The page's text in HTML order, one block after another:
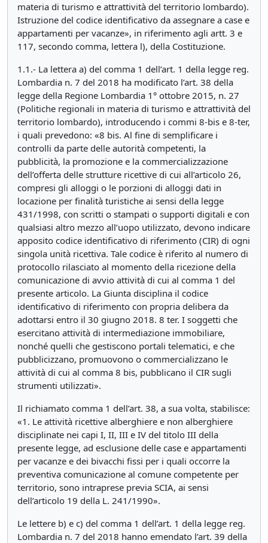
materia di turismo e attrattività del territorio lombardo).
Istruzione del codice identificativo da assegnare a case e
appartamenti per vacanze», in riferimento agli artt. 3 e
117, secondo comma, lettera l), della Costituzione.
1.1.- La lettera a) del comma 1 dell’art. 1 della legge reg.
Lombardia n. 7 del 2018 ha modificato l’art. 38 della
legge della Regione Lombardia 1° ottobre 2015, n. 27
(Politiche regionali in materia di turismo e attrattività del
territorio lombardo), introducendo i commi 8-bis e 8-ter,
i quali prevedono: «8 bis. Al fine di semplificare i
controlli da parte delle autorità competenti, la
pubblicità, la promozione e la commercializzazione
dell’offerta delle strutture ricettive di cui all’articolo 26,
compresi gli alloggi o le porzioni di alloggi dati in
locazione per finalità turistiche ai sensi della legge
431/1998, con scritti o stampati o supporti digitali e con
qualsiasi altro mezzo all’uopo utilizzato, devono indicare
apposito codice identificativo di riferimento (CIR) di ogni
singola unità ricettiva. Tale codice è riferito al numero di
protocollo rilasciato al momento della ricezione della
comunicazione di avvio attività di cui al comma 1 del
presente articolo. La Giunta disciplina il codice
identificativo di riferimento con propria delibera da
adottarsi entro il 30 giugno 2018. 8 ter. I soggetti che
esercitano attività di intermediazione immobiliare,
nonché quelli che gestiscono portali telematici, e che
pubblicizzano, promuovono o commercializzano le
attività di cui al comma 8 bis, pubblicano il CIR sugli
strumenti utilizzati».
Il richiamato comma 1 dell’art. 38, a sua volta, stabilisce:
«1. Le attività ricettive alberghiere e non alberghiere
disciplinate nei capi I, II, III e IV del titolo III della
presente legge, ad esclusione delle case e appartamenti
per vacanze e dei bivacchi fissi per i quali occorre la
preventiva comunicazione al comune competente per
territorio, sono intraprese previa SCIA, ai sensi
dell’articolo 19 della L. 241/1990».
Le lettere b) e c) del comma 1 dell’art. 1 della legge reg.
Lombardia n. 7 del 2018 hanno emendato l’art. 39 della